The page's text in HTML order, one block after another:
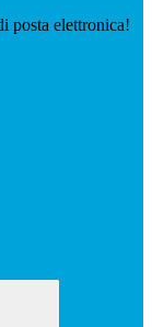
posta elettronica!